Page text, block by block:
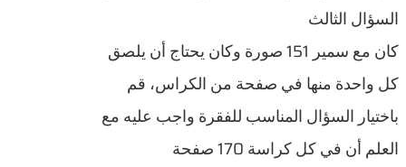
السؤال الثالث
كان مع سمير 151 صورة وكان يحتاج أن يلصق
كل واحدة منها في صفحة من الكراس، قم
باختيار السؤال المناسب للفقرة واجب عليه مع
العلم أن في كل كراسة 170 صفحة